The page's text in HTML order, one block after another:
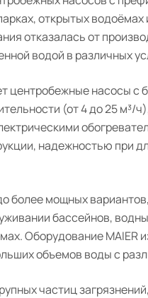
открытых
отказалась от
водой в различных
центробежные насосы с
(от 4 до 25 м³/
надежностью при
более мощных
бассейнов,
Оборудование
объемов воды с
частиц